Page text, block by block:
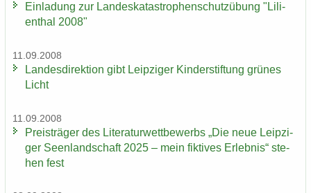
Ein­la­dung zur Lan­des­ka­ta­stro­phen­schutz­übung "Li­li­
en­thal 2008"
11.09.2008
Lan­des­di­rek­ti­on gibt Leip­zi­ger Kin­der­stif­tung grü­nes
Licht
11.09.2008
Preis­trä­ger des Li­te­ra­tur­wett­be­werbs „Die neue Leip­zi­
ger Se­en­land­schaft 2025 – mein fik­ti­ves Er­leb­nis“ ste­
hen fest